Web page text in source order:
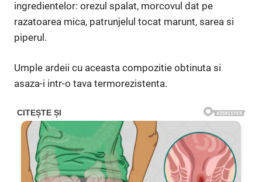
ingredientelor: orezul spalat, morcovul dat pe
razatoarea mica, patrunjelul tocat marunt, sarea si
piperul.
Umple ardeii cu aceasta compozitie obtinuta si
asaza-i intr-o tava termorezistenta.